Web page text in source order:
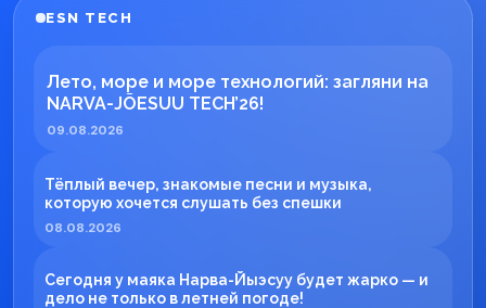
ESN TECH
Лето, море и море технологий: загляни на
NARVA-JÕESUU TECH’26!
09.08.2026
Тёплый вечер, знакомые песни и музыка,
которую хочется слушать без спешки
08.08.2026
Сегодня у маяка Нарва-Йыэсуу будет жарко — и
дело не только в летней погоде!